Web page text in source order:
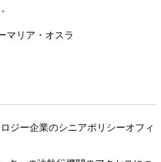
マリア・オスラ
ジー企業のシニアポリシーオフィ